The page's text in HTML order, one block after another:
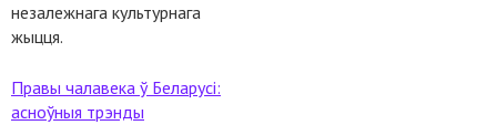
незалежнага культурнага
жыцця.
Правы чалавека ў Беларусі:
асноўныя трэнды